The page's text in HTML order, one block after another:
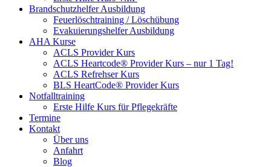
Brandschutzhelfer Ausbildung
Feuerlöschtraining / Löschübung
Evakuierungshelfer Ausbildung
AHA Kurse
ACLS Provider Kurs
ACLS Heartcode® Provider Kurs – nur 1 Tag!
ACLS Refrehser Kurs
BLS HeartCode® Provider Kurs
Notfalltraining
Erste Hilfe Kurs für Pflegekräfte
Termine
Kontakt
Über uns
Anfahrt
Blog